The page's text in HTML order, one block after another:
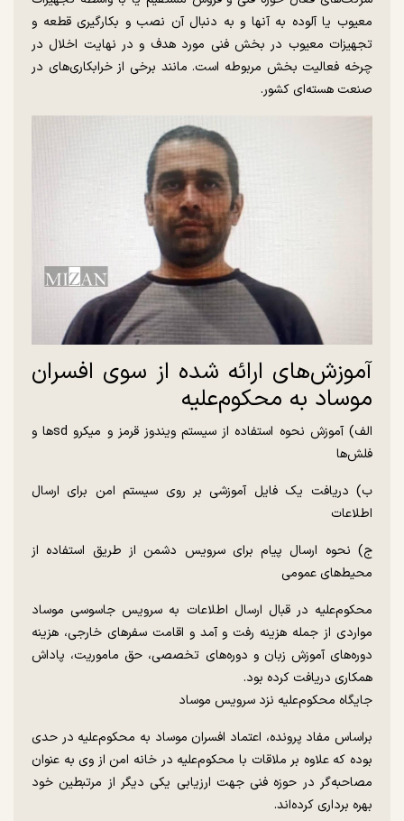
معیوب یا آلوده به آنها و به دنبال آن نصب و بکارگیری قطعه و
تجهیزات معیوب در بخش فنی مورد هدف و در نهایت اخلال در
چرخه فعالیت بخش مربوطه است. مانند برخی از خرابکاری‌های در
صنعت هسته‌ای کشور.
آموزش‌های ارائه شده از سوی افسران
موساد به محکوم‌علیه
الف) آموزش نحوه استفاده از سیستم ویندوز قرمز و میکرو sd‌ها و
فلش‌ها
ب) دریافت یک فایل آموزشی بر روی سیستم امن برای ارسال
اطلاعات
ج) نحوه ارسال پیام برای سرویس دشمن از طریق استفاده از
محیط‌های عمومی
محکوم‌علیه در قبال ارسال اطلاعات به سرویس جاسوسی موساد
مواردی از جمله هزینه رفت و آمد و اقامت سفر‌های خارجی، هزینه
دوره‌های آموزش زبان و دوره‌های تخصصی، حق ماموریت، پاداش
همکاری دریافت کرده بود.
جایگاه محکوم‌علیه نزد سرویس موساد
براساس مفاد پرونده، اعتماد افسران موساد به محکوم‌علیه در حدی
بوده که علاوه بر ملاقات با محکوم‌علیه در خانه امن از وی به عنوان
مصاحبه‌گر در حوزه فنی جهت ارزیابی یکی دیگر از مرتبطین خود
بهره برداری کرده‌اند.